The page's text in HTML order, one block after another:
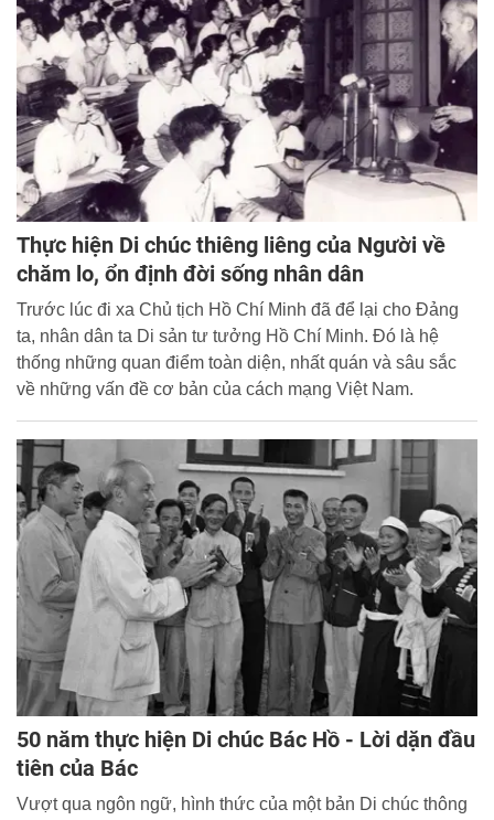
Thực hiện Di chúc thiêng liêng của Người về
chăm lo, ổn định đời sống nhân dân
Trước lúc đi xa Chủ tịch Hồ Chí Minh đã để lại cho Đảng
ta, nhân dân ta Di sản tư tưởng Hồ Chí Minh. Đó là hệ
thống những quan điểm toàn diện, nhất quán và sâu sắc
về những vấn đề cơ bản của cách mạng Việt Nam.
50 năm thực hiện Di chúc Bác Hồ - Lời dặn đầu
tiên của Bác
Vượt qua ngôn ngữ, hình thức của một bản Di chúc thông